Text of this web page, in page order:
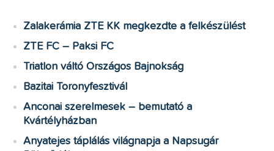
Zalakerámia ZTE KK megkezdte a felkészülést
ZTE FC – Paksi FC
Triatlon váltó Országos Bajnokság
Bazitai Toronyfesztivál
Anconai szerelmesek – bemutató a
Kvártélyházban
Anyatejes táplálás világnapja a Napsugár